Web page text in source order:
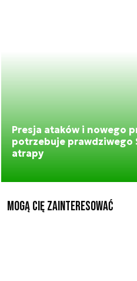
Presja ataków i nowego
potrzebuje prawdziwego
atrapy
Mogą Cię zainteresować